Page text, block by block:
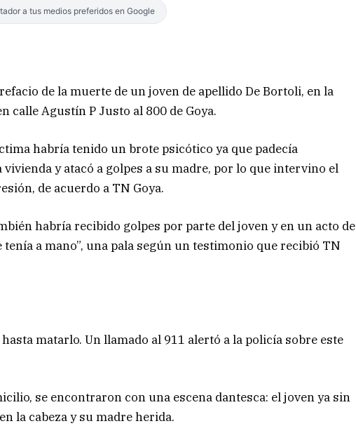
a tus medios preferidos en Google
de la muerte de un joven de apellido De Bortoli, en la
calle Agustín P Justo al 800 de Goya.
habría tenido un brote psicótico ya que padecía
y atacó a golpes a su madre, por lo que intervino el
de acuerdo a TN Goya.
habría recibido golpes por parte del joven y en un acto de
a mano”, una pala según un testimonio que recibió TN
matarlo. Un llamado al 911 alertó a la policía sobre este
se encontraron con una escena dantesca: el joven ya sin
la cabeza y su madre herida.